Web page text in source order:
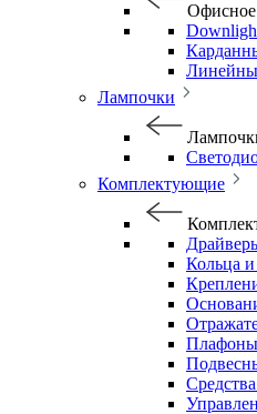
Лампочки
Комплектующие
Кольца